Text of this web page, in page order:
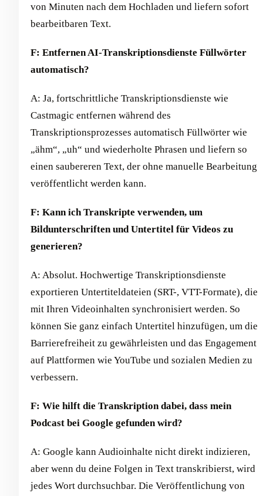
von Minuten nach dem Hochladen und liefern sofort
bearbeitbaren Text.
F: Entfernen AI-Transkriptionsdienste Füllwörter
automatisch?
A: Ja, fortschrittliche Transkriptionsdienste wie
Castmagic entfernen während des
Transkriptionsprozesses automatisch Füllwörter wie
„ähm“, „uh“ und wiederholte Phrasen und liefern so
einen saubereren Text, der ohne manuelle Bearbeitung
veröffentlicht werden kann.
F: Kann ich Transkripte verwenden, um
Bildunterschriften und Untertitel für Videos zu
generieren?
A: Absolut. Hochwertige Transkriptionsdienste
exportieren Untertiteldateien (SRT-, VTT-Formate), die
mit Ihren Videoinhalten synchronisiert werden. So
können Sie ganz einfach Untertitel hinzufügen, um die
Barrierefreiheit zu gewährleisten und das Engagement
auf Plattformen wie YouTube und sozialen Medien zu
verbessern.
F: Wie hilft die Transkription dabei, dass mein
Podcast bei Google gefunden wird?
A: Google kann Audioinhalte nicht direkt indizieren,
aber wenn du deine Folgen in Text transkribierst, wird
jedes Wort durchsuchbar. Die Veröffentlichung von